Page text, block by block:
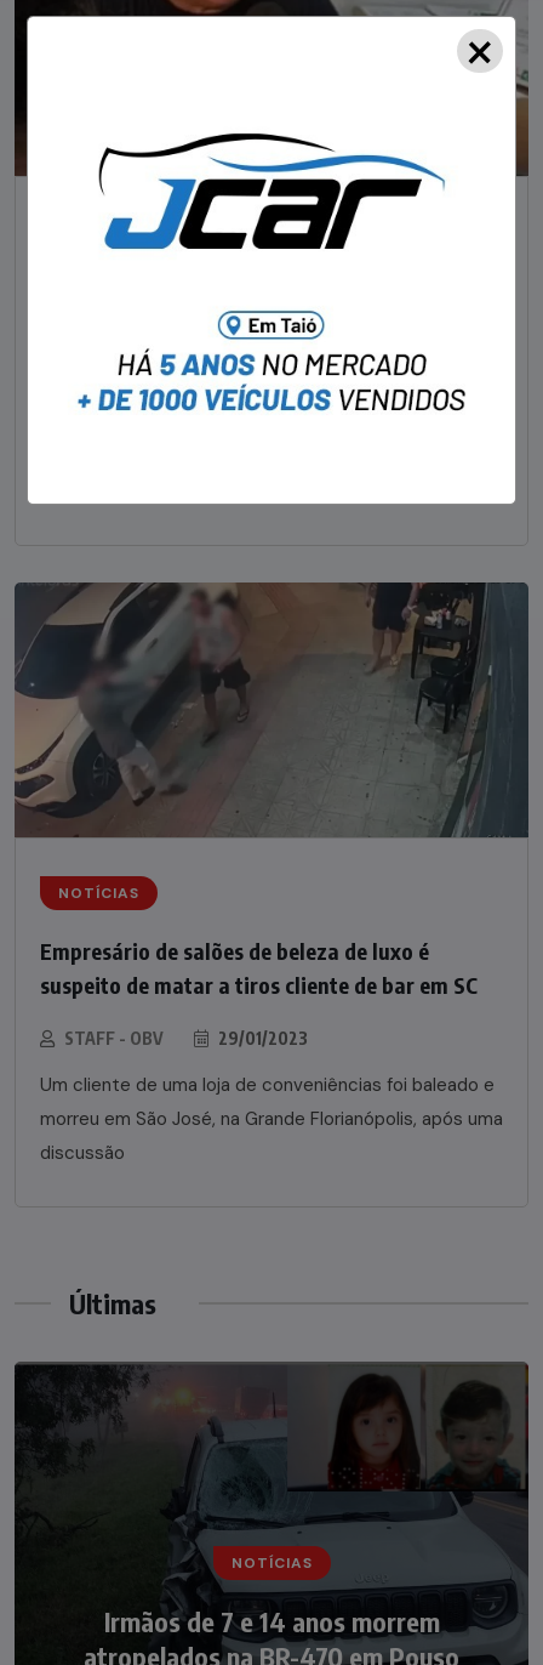
NOTÍCIAS
em bar morre em confronto com a polícia em SC
STAFF - OBV 29/01/2023
NOTÍCIAS
Empresário de salões de beleza de luxo é
suspeito de matar a tiros cliente de bar em SC
STAFF - OBV 29/01/2023
Um cliente de uma loja de conveniências foi baleado e
morreu em São José, na Grande Florianópolis, após uma
discussão
Últimas
NOTÍCIAS
Irmãos de 7 e 14 anos morrem
atropelados na BR-470 em Pouso
NOTÍCIAS
Nádia Menegazzi leva o nome de Taió ao
×